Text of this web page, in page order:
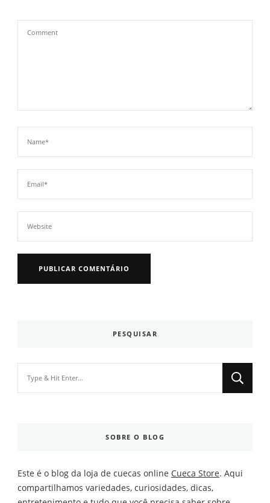
PESQUISAR
SOBRE O BLOG
Este é o blog da loja de cuecas online Cueca Store. Aqui
compartilhamos variedades, curiosidades, dicas,